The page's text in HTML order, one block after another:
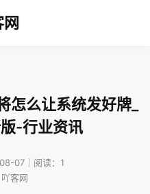
怎么让系统发好牌_
-行业资讯
07｜阅读：1
客网